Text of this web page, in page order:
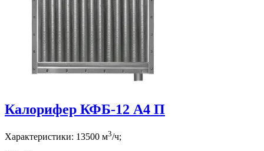
Калорифер КФБ-12 А4 П
Характеристики: 13500 м3/ч;